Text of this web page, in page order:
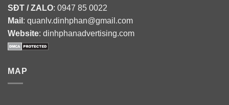
SĐT / ZALO: 0947 85 0022
Mail : quanlv.dinhphan@gmail.com
Website: dinhphanadvertising.com
MAP